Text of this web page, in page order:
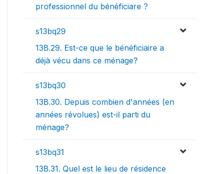
professionnel du bénéficiare ?
s13bq29
13B.29. Est-ce que le bénéficiaire a
déjà vécu dans ce ménage?
s13bq30
13B.30. Depuis combien d'années (en
années révolues) est-il parti du
ménage?
s13bq31
13B.31. Quel est le lieu de résidence